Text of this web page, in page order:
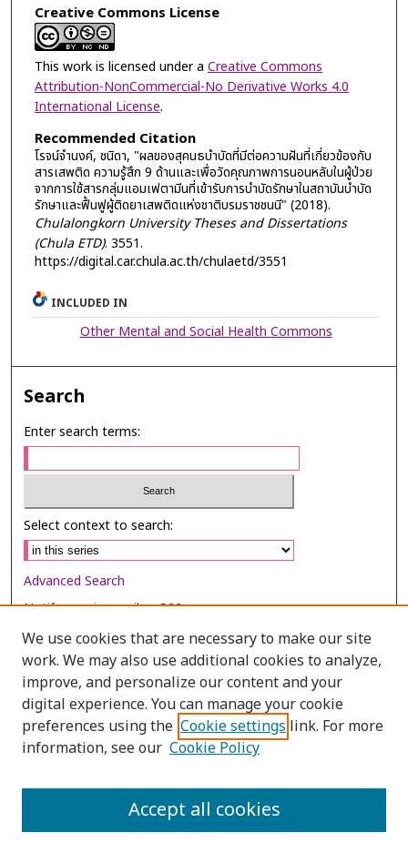
Creative Commons License
This work is licensed under a Creative Commons
Attribution-NonCommercial-No Derivative Works 4.0
International License.
Recommended Citation
โรจน์จำนงค์, ชนิดา, "ผลของสุคนธบำบัดที่มีต่อความฝันที่เกี่ยวข้องกับ
สารเสพติด ความรู้สึก 9 ด้านและเพื่อวัดคุณภาพการนอนหลับในผู้ป่วย
จากการใช้สารกลุ่มแอมเฟตามีนที่เข้ารับการบำบัดรักษาในสถาบันบำบัด
รักษาและฟื้นฟูผู้ติดยาเสพติดแห่งชาติบรมราชชนนี" (2018).
Chulalongkorn University Theses and Dissertations
(Chula ETD). 3551.
https://digital.car.chula.ac.th/chulaetd/3551
INCLUDED IN
Other Mental and Social Health Commons
Search
Enter search terms:
Select context to search:
Advanced Search
Notify me via email orRSS
Browse
Collections
Disciplines
Authors
We use cookies that are necessary to make our site
work. We may also use additional cookies to analyze,
improve, and personalize our content and your
digital experience. You can manage your cookie
preferences using the Cookie settings link. For more
information, see our Cookie Policy
Accept all cookies